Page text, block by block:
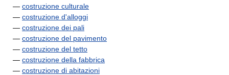
— costruzione culturale
— costruzione d'alloggi
— costruzione dei pali
— costruzione del pavimento
— costruzione del tetto
— costruzione della fabbrica
— costruzione di abitazioni